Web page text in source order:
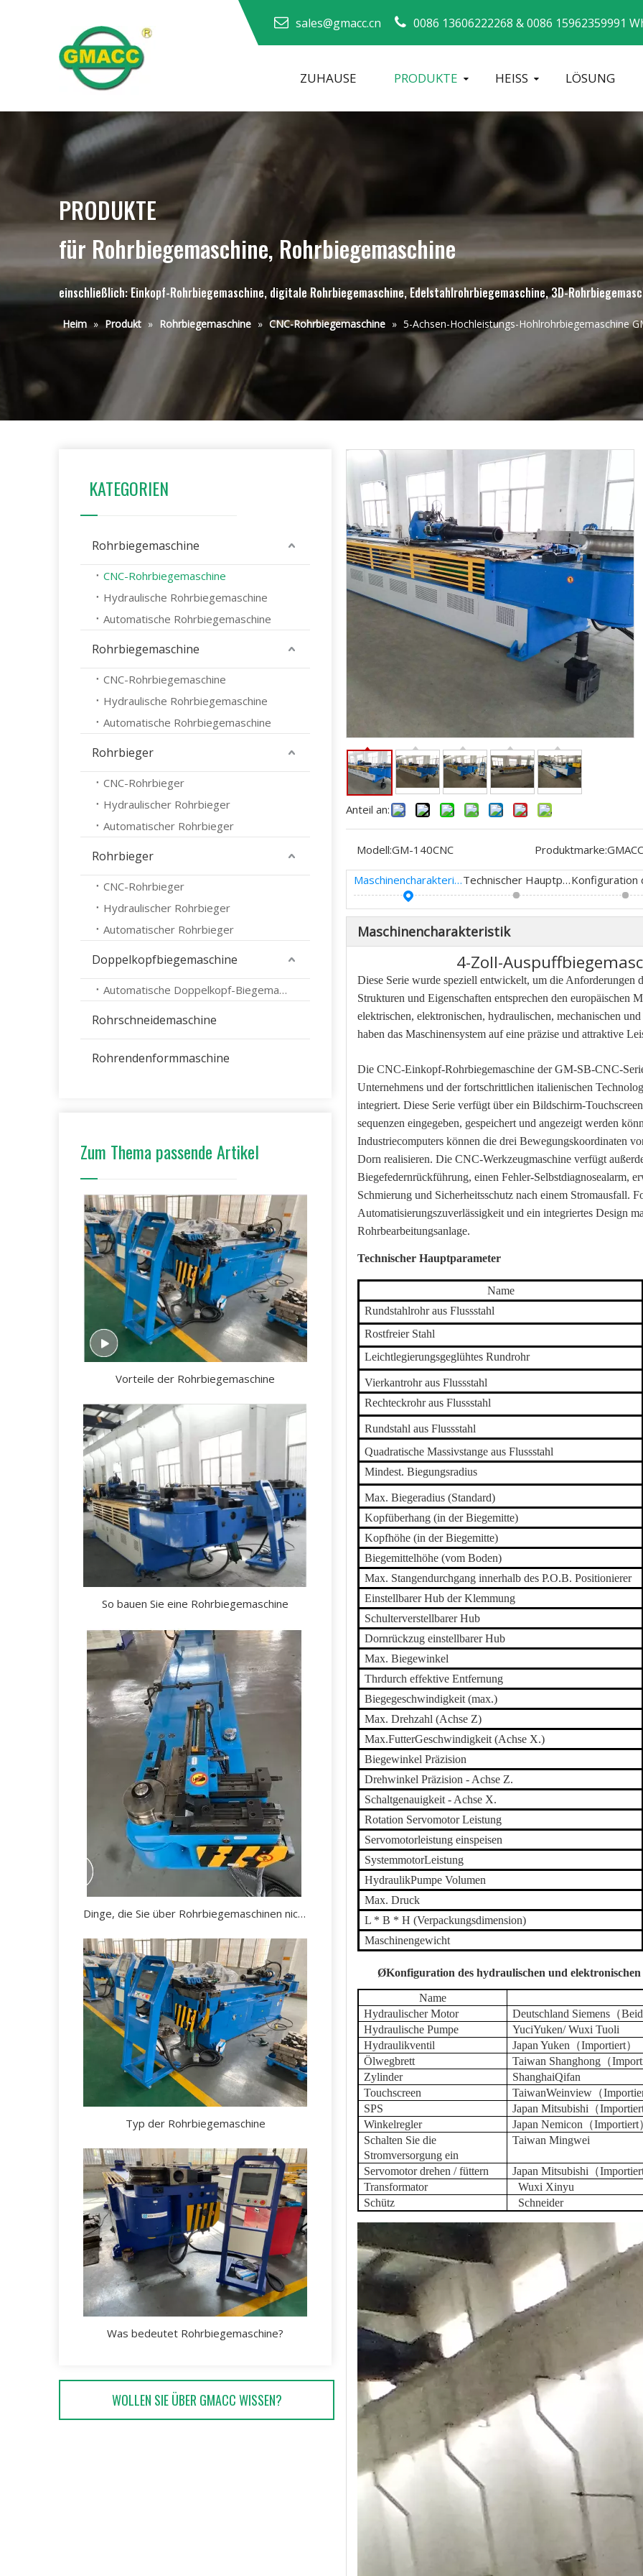
sales@gmacc.cn 0086 13606222268 &0086 15962359991
ZUHAUSE PRODUKTE HEISS LÖSUNG
PRODUKTE
für Rohrbiegemaschine, Rohrbiegemaschine
einschließlich: Einkopf-Rohrbiegemaschine, digitale Rohrbiegemaschine, Edelstahlrohrbiegemaschine, 3D-
Heim » Produkt » Rohrbiegemaschine » CNC-Rohrbiegemaschine » 5-Achsen-Hochleistungs-Hohlrohrbiegemaschine
KATEGORIEN
Rohrbiegemaschine
CNC-Rohrbiegemaschine
Hydraulische Rohrbiegemaschine
Automatische Rohrbiegemaschine
Rohrbiegemaschine
CNC-Rohrbiegemaschine
Hydraulische Rohrbiegemaschine
Automatische Rohrbiegemaschine
Rohrbieger
CNC-Rohrbieger
Hydraulischer Rohrbieger
Automatischer Rohrbieger
Rohrbieger
CNC-Rohrbieger
Hydraulischer Rohrbieger
Automatischer Rohrbieger
Doppelkopfbiegemaschine
Automatische Doppelkopf-Biegemaschine
Rohrschneidemaschine
Rohrendenformmaschine
Zum Thema passende Artikel
Vorteile der Rohrbiegemaschine
So bauen Sie eine Rohrbiegemaschine
Dinge, die Sie über Rohrbiegemaschinen nicht wissen
Typ der Rohrbiegemaschine
Was bedeutet Rohrbiegemaschine?
WOLLEN SIE ÜBER GMACC WISSEN?
Anteil an:
Modell:GM-140CNC Produktmarke:GMACC
Maschinencharakteristik Technischer Hauptparameter
Maschinencharakteristik
4-Zoll-
Diese Serie wurde speziell entwickelt, um die Anforderungen
Strukturen und Eigenschaften entsprechen den europäischen
elektrischen, elektronischen, hydraulischen, mechanischen
haben das Maschinensystem auf eine präzise und attraktive
Die CNC-Einkopf-Rohrbiegemaschine der GM-SB-CNC-
Unternehmens und der fortschrittlichen italienischen
integriert. Diese Serie verfügt über ein Bildschirm-
sequenzen eingegeben, gespeichert und angezeigt werden
Industriecomputers können die drei Bewegungskoordinaten
Dorn realisieren. Die CNC-Werkzeugmaschine verfügt
Biegefedernrückführung, einen Fehler-Selbstdiagnosealarm,
Schmierung und Sicherheitsschutz nach einem Stromausfall.
Automatisierungszuverlässigkeit und ein integriertes Design
Rohrbearbeitungsanlage.
Technischer Hauptparameter
Name
Rundstahlrohr aus Flussstahl
Rostfreier Stahl
Leichtlegierungsgeglühtes Rundrohr
Vierkantrohr aus Flussstahl
Rechteckrohr aus Flussstahl
Rundstahl aus Flussstahl
Quadratische Massivstange aus Flussstahl
Mindest. Biegungsradius
Max. Biegeradius (Standard)
Kopfüberhang (in der Biegemitte)
Kopfhöhe (in der Biegemitte)
Biegemittelhöhe (vom Boden)
Max. Stangendurchgang innerhalb des P.O.B. Positionierer
Einstellbarer Hub der Klemmung
Schulterverstellbarer Hub
Dornrückzug einstellbarer Hub
Max. Biegewinkel
Thrdurch effektive Entfernung
Biegegeschwindigkeit (max.)
Max. Drehzahl (Achse Z)
Max.FutterGeschwindigkeit (Achse X.)
Biegewinkel Präzision
Drehwinkel Präzision - Achse Z.
Schaltgenauigkeit - Achse X.
Rotation Servomotor Leistung
Servomotorleistung einspeisen
SystemmotorLeistung
HydraulikPumpe Volumen
Max. Druck
L * B * H (Verpackungsdimension)
Maschinengewicht
ØKonfiguration des hydraulischen und elektronischen
Name
Hydraulischer Motor
Deutschland Siemens （
Hydraulische Pumpe
YuciYuken/ Wuxi Tuoli
Hydraulikventil
Japan Yuken （Importiert）
Ölwegbrett
Taiwan Shanghong （
Zylinder
ShanghaiQifan
Touchscreen
TaiwanWeinview （
SPS
Japan Mitsubishi （
Winkelregler
Japan Nemicon （Importiert
Schalten Sie die
Stromversorgung ein
Taiwan Mingwei
Servomotor drehen / füttern Japan Mitsubishi （
Transformator
Wuxi Xinyu
Schütz
Schneider